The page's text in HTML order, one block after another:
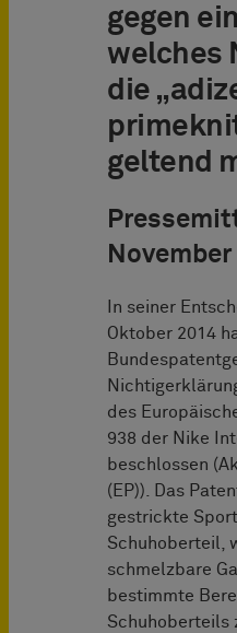
gegen
welches
die
geltend
In seiner
Oktober 2014
des
938 der Nike
beschlossen
(EP)). Das
gestrickte
Schuhoberteil,
schmelzbare
bestimmte
Schuhoberteils